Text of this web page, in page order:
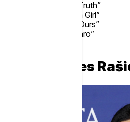
A Search for Truth”
It Feels Like for a Girl”
Džojs, “This City Is Ours”
Death of Bunny Munro”
Narges